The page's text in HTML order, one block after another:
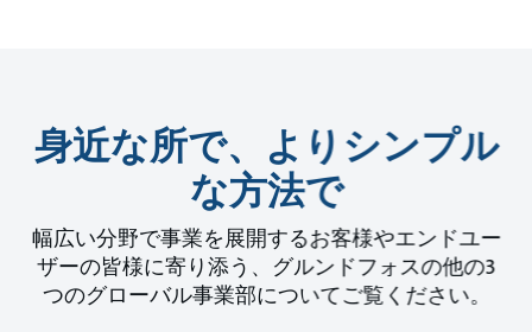
身近な所で、よりシンプル
な方法で
幅広い分野で事業を展開するお客様やエンドユー
ザーの皆様に寄り添う、グルンドフォスの他の3
つのグローバル事業部についてご覧ください。